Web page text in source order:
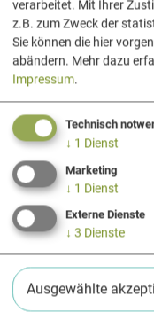
verarbeitet. Mit Ihrer
z.B. zum Zweck der
Sie können die hier
abändern. Mehr dazu
Impressum.
Technisch
↓ 1 Dienst
Marketing
↓ 1 Dienst
Externe Dienste
↓ 3 Dienste
Ausgewählte